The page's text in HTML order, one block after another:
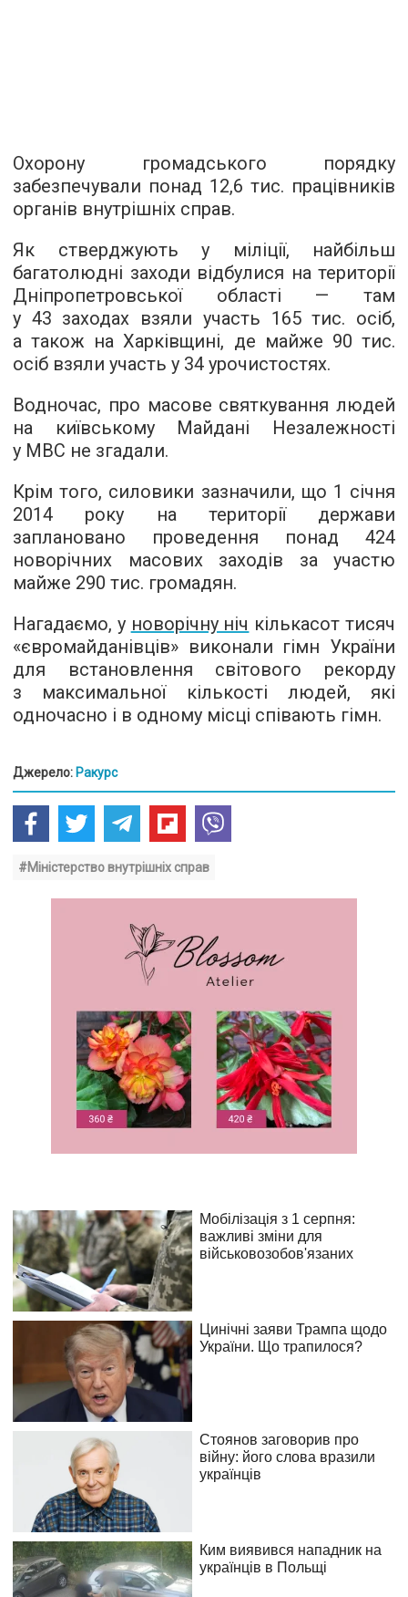
Охорону громадського порядку
забезпечували понад 12,6 тис. працівників
органів внутрішніх справ.
Як стверджують у міліції, найбільш
багатолюдні заходи відбулися на території
Дніпропетровської області — там
у 43 заходах взяли участь 165 тис. осіб,
а також на Харківщині, де майже 90 тис.
осіб взяли участь у 34 урочистостях.
Водночас, про масове святкування людей
на київському Майдані Незалежності
у МВС не згадали.
Крім того, силовики зазначили, що 1 січня
2014 року на території держави
заплановано проведення понад 424
новорічних масових заходів за участю
майже 290 тис. громадян.
Нагадаємо, у новорічну ніч кількасот тисяч
«​​євромайданівців» виконали гімн України
для встановлення світового рекорду
з максимальної кількості людей, які
одночасно і в одному місці співають гімн.
Джерело: Ракурс
#Міністерство внутрішніх справ